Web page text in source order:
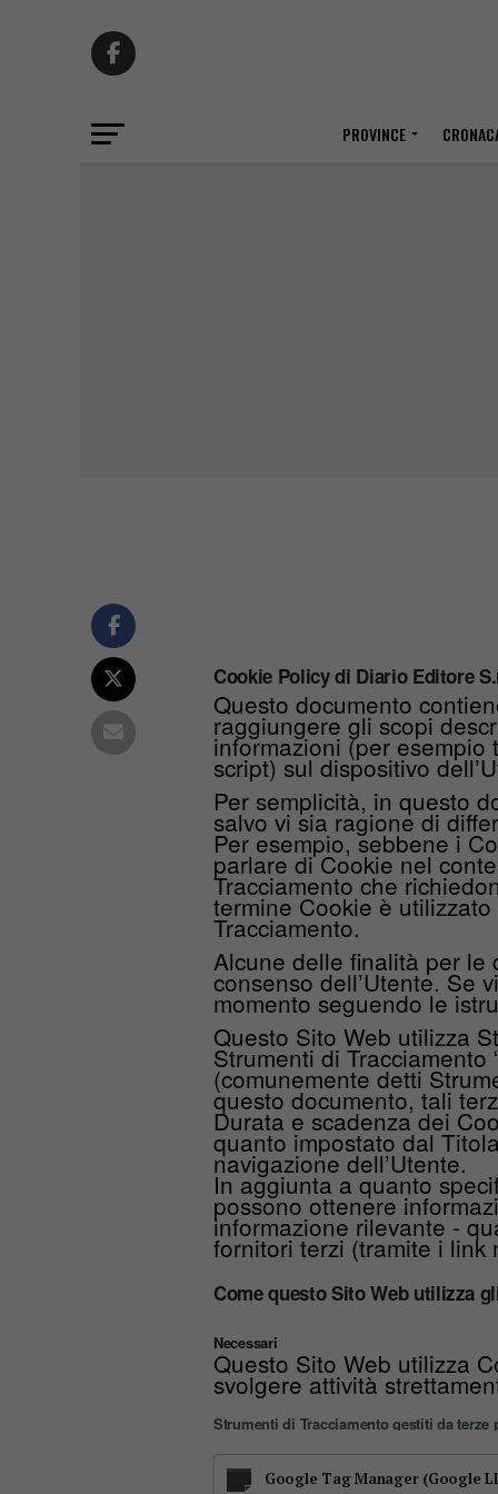
PROVINCE
Cookie Policy di Diario Editore
Questo documento
raggiungere gli scopi
informazioni (per esempio
script) sul dispositivo
Per semplicità, in questo
salvo vi sia ragione di
Per esempio, sebbene i
parlare di Cookie nel
Tracciamento che
termine Cookie è
Tracciamento.
Alcune delle finalità per le
consenso dell’Utente. Se
momento seguendo le
Questo Sito Web utilizza
Strumenti di
(comunemente detti
questo documento, tali
Durata e scadenza dei
quanto impostato dal
navigazione dell’Utente.
In aggiunta a quanto
possono ottenere
informazione rilevante -
fornitori terzi (tramite i link
Come questo Sito Web utilizza
Necessari
Questo Sito Web utilizza
svolgere attività
Strumenti di Tracciamento gestiti da terze
Google Tag Manager (Google